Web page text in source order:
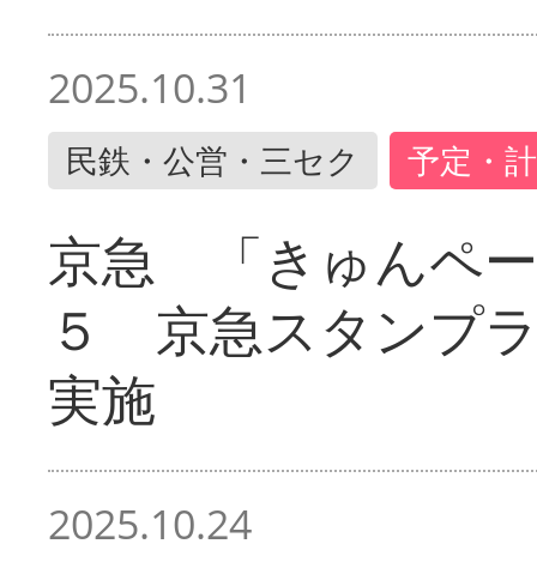
2025.10.31
民鉄・公営・三セク 予定・
京急 「きゅんペ
５ 京急スタンプ
実施
2025.10.24